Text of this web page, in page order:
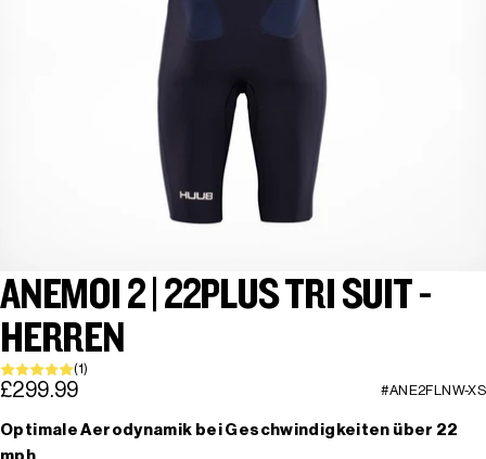
ANEMOI 2 | 22PLUS TRI SUIT -
HERREN
(1)
£299.99 #ANE2FLNW-XS
Optimale Aerodynamik bei Geschwindigkeiten über 22